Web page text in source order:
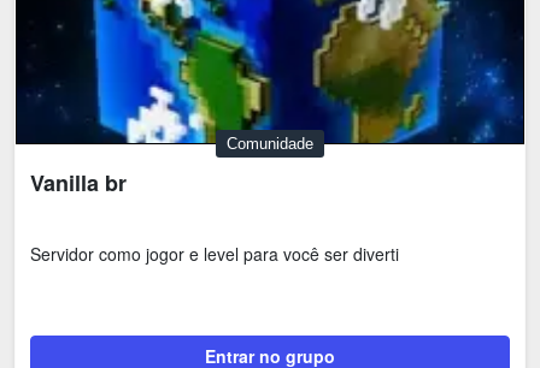
Comunidade
Vanilla br
Servidor como jogor e level para você ser diverti
Entrar no grupo